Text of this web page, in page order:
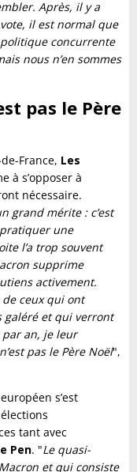
Après, il y a
il est normal que
concurrente
nous n’en sommes
pas le Père
France, Les
à s’opposer à
nécessaire.
grand mérite : c’est
une
l’a trop souvent
supprime
activement.
ceux qui ont
et qui verront
an, je leur
pas le Père Noël",
s’est
tant avec
Pen. "Le quasi-
et qui consiste